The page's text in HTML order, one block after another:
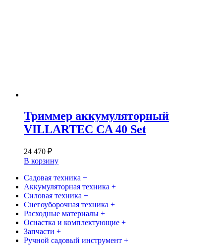
Триммер аккумуляторный
VILLARTEC CA 40 Set
24 470 ₽
В корзину
Садовая техника +
Аккумуляторная техника +
Силовая техника +
Снегоуборочная техника +
Расходные материалы +
Оснастка и комплектующие +
Запчасти +
Ручной садовый инструмент +